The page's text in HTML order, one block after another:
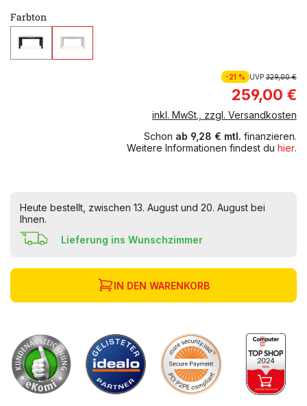
Farbton
-21 % UVP329,00 €
259,00 €
inkl. MwSt., zzgl. Versandkosten
Schon ab 9,28 € mtl. finanzieren.
Weitere Informationen findest du hier.
Heute bestellt, zwischen 13. August und 20. August bei
Ihnen.
Lieferung ins Wunschzimmer
IN DEN WARENKORB